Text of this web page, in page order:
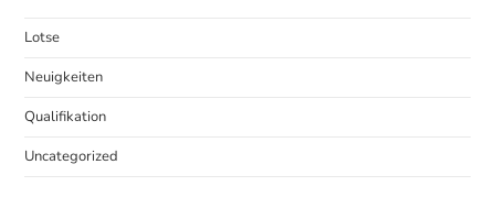
Lotse
Neuigkeiten
Qualifikation
Uncategorized